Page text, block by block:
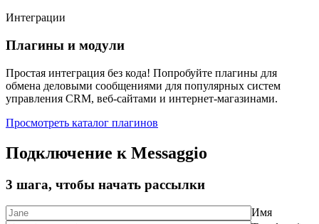
Интеграции
Плагины и модули
Простая интеграция без кода! Попробуйте плагины для
обмена деловыми сообщениями для популярных систем
управления CRM, веб-сайтами и интернет-магазинами.
Просмотреть каталог плагинов
Подключение к Messaggio
3 шага, чтобы начать рассылки
Имя